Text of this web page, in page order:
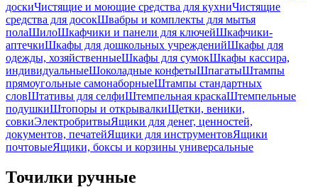
доскиЧистящие и моющие средства для кухниЧистящие
средства для досокШвабры и комплекты для мытья
полаШилоШкафчики и панели для ключейШкафчики-
аптечкиШкафы для дошкольных учрежденийШкафы для
одежды, хозяйственныеШкафы для сумокШкафы кассира,
индивидуальныеШоколадные конфетыШпагатыШтампы
прямоугольные самонаборныеШтампы стандартных
словШтативы для селфиШтемпельная краскаШтемпельные
подушкиШтопоры и открывалкиЩетки, веники,
совкиЭлектробритвыЯщики для денег, ценностей,
документов, печатейЯщики для инструментовЯщики
почтовыеЯщики, боксы и корзины универсальные
Точилки ручные